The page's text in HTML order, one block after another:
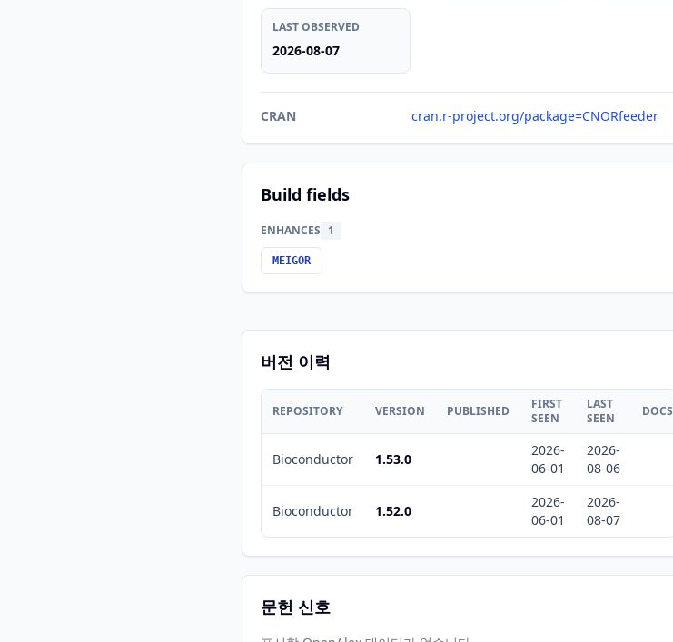
LAST OBSERVED
2026-08-07
CRAN cran.r-project.org/package=CNORfeeder
Build fields
ENHANCES 1
MEIGOR
버전 이력
REPOSITORY VERSION PUBLISHED
FIRST
SEEN
LAST
SEEN
DOCS
Bioconductor 1.53.0
2026-
06-01
2026-
08-06
Bioconductor 1.52.0
2026-
06-01
2026-
08-07
문헌 신호